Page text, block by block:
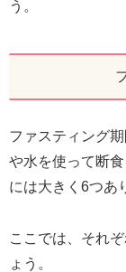
う。
ファスティング
や水を使って断
には大きく6つあ
ここでは、それ
ょう。